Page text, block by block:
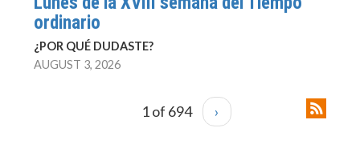
ordinario
¿POR QUÉ DUDASTE?
AUGUST 3, 2026
1 of 694 ›